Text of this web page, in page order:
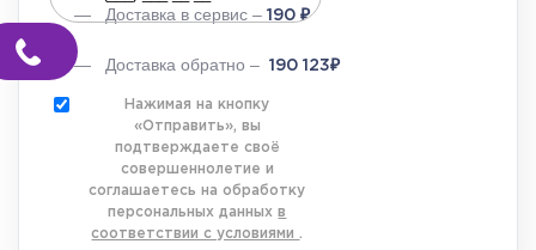
Доставка в сервис – 190 ₽
Доставка обратно – 190 123₽
Нажимая на кнопку
«Отправить», вы
подтверждаете своё
совершеннолетие и
соглашаетесь на обработку
персональных данныхв
соответствии с условиями .